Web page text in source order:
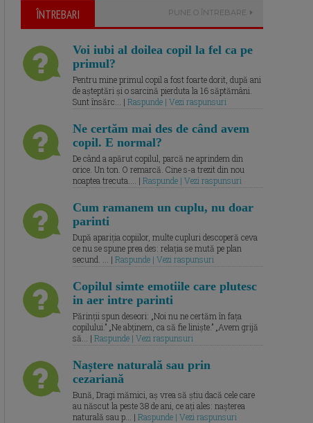
ÎNTREBARI PUNE O ÎNTREBARE
Voi iubi al doilea copil la fel ca pe
primul?
Pentru mine primul copil a fost foarte dorit, după ani
de așteptări și o sarcină pierduta la 16 săptămâni.
Sunt însărc... | Raspunde | Vezi raspunsuri
Ne certăm mai des de când avem
copil. E normal?
De când a apărut copilul, parcă ne aprindem din
orice. Un ton. O remarcă. Cine s-a trezit din nou
noaptea trecuta.... | Raspunde | Vezi raspunsuri
Cum ramanem un cuplu, nu doar
parinti
După apariția copiilor, multe cupluri descoperă ceva
ce nu se spune prea des: relația se mută pe plan
secund. ... | Raspunde | Vezi raspunsuri
Copilul simte emotiile care plutesc
in aer intre parinti
Părinții spun deseori: „Noi nu ne certăm în fața
copilului.” „Ne abținem, ca să fie liniște.” „Avem grijă
să... | Raspunde | Vezi raspunsuri
Naștere naturală sau prin
cezariană
Bună, Dragi mămici, aș vrea să știu dacă cele care
au născut la peste 38 de ani, ce ați ales: nașterea
naturală sau p... | Raspunde | Vezi raspunsuri